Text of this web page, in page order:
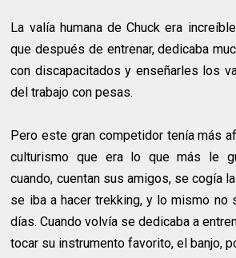
La valía humana de Chuck era
que después de entrenar, dedicaba
con discapacitados y enseñarles los
del trabajo con pesas.
Pero este gran competidor tenía más
culturismo que era lo que más le
cuando, cuentan sus amigos, se cogía
se iba a hacer trekking, y lo mismo no
días. Cuando volvía se dedicaba a
tocar su instrumento favorito, el banjo,